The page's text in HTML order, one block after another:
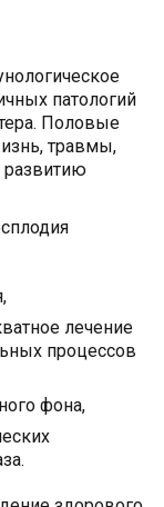
патологий
Половые
травмы,
развитию
лечение
процессов
фона,